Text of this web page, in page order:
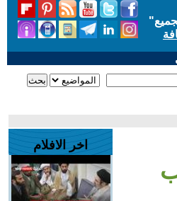
"
اخر الافلام